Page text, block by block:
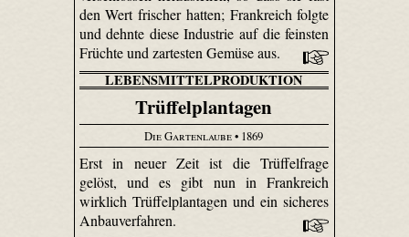
den Wert frischer hatten; Frankreich folgte
und dehnte diese Industrie auf die feinsten
Früchte und zartesten Gemüse aus.
LEBENSMITTELPRODUKTION
Trüffelplantagen
Die Gartenlaube• 1869
Erst in neuer Zeit ist die Trüffel­frage
gelöst, und es gibt nun in Frankreich
wirklich Trüffel­plan­tagen und ein sicheres
Anbauverfahren.